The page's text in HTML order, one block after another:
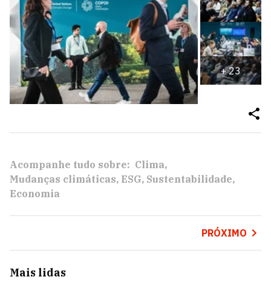
+23
Acompanhe tudo sobre: Clima
Mudanças climáticas ESG Sustentabilidade
Economia
PRÓXIMO
Mais lidas